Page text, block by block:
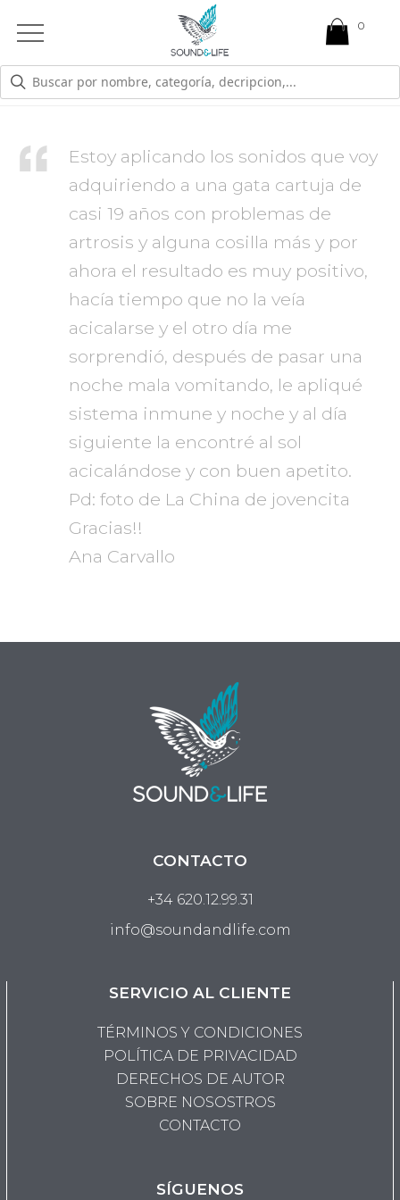
Open
Menu
ARTROSIS FELINA
Estoy aplicando los sonidos que voy
adquiriendo a una gata cartuja de
casi 19 años con problemas de
artrosis y alguna cosilla más y por
ahora el resultado es muy positivo,
hacía tiempo que no la veía
acicalarse y el otro día me
sorprendió, después de pasar una
noche mala vomitando, le apliqué
sistema inmune y noche y al día
siguiente la encontré al sol
acicalándose y con buen apetito.
Pd: foto de La China de jovencita
Gracias!!
Ana Carvallo
CONTACTO
+34 620.12.99.31
info@soundandlife.com
SERVICIO AL CLIENTE
TÉRMINOS Y CONDICIONES
POLÍTICA DE PRIVACIDAD
DERECHOS DE AUTOR
SOBRE NOSOSTROS
CONTACTO
SÍGUENOS
0